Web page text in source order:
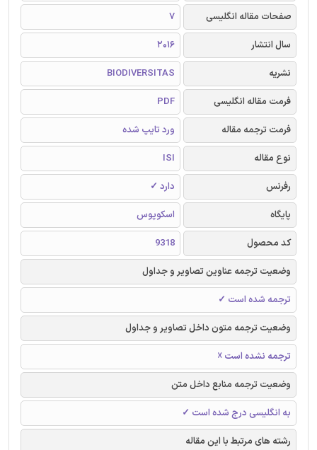
صفحات مقاله انگلیسی
7
سال انتشار
2016
نشریه
BIODIVERSITAS
فرمت مقاله انگلیسی
PDF
فرمت ترجمه مقاله
ورد تایپ شده
نوع مقاله
ISI
رفرنس
دارد ✓
پایگاه
اسکوپوس
کد محصول
9318
وضعیت ترجمه عناوین تصاویر و جداول
ترجمه شده است ✓
وضعیت ترجمه متون داخل تصاویر و جداول
ترجمه نشده است ☓
وضعیت ترجمه منابع داخل متن
به انگلیسی درج شده است ✓
رشته های مرتبط با این مقاله